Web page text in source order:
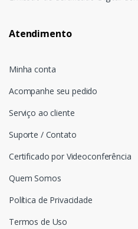
Atendimento
Minha conta
Acompanhe seu pedido
Serviço ao cliente
Suporte / Contato
Certificado por Videoconferência
Quem Somos
Política de Privacidade
Termos de Uso